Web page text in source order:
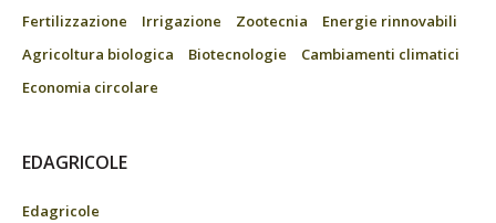
Fertilizzazione
Irrigazione Zootecnia
Energie rinnovabili
Agricoltura biologica
Biotecnologie
Cambiamenti climatici
Economia circolare
EDAGRICOLE
Edagricole